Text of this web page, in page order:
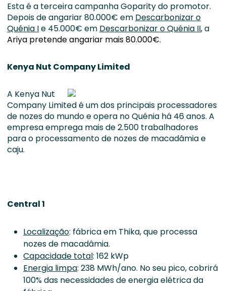
Esta é a terceira campanha Goparity do promotor.
Depois de angariar 80.000€ em Descarbonizar o
Quénia Ie 45.000€ em Descarbonizar o Quénia II, a
Ariya pretende angariar mais 80.000€.
Kenya Nut Company Limited
A Kenya Nut
Company Limited é um dos principais processadores
de nozes do mundo e opera no Quénia há 46 anos. A
empresa emprega mais de 2.500 trabalhadores
para o processamento de nozes de macadâmia e
caju.
Central 1
Localização: fábrica em Thika, que processa
nozes de macadâmia.
Capacidade total: 162 kWp
Energia limpa: 238 MWh/ano. No seu pico, cobrirá
100% das necessidades de energia elétrica da